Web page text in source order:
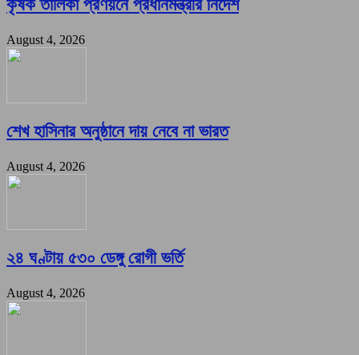
কৃষক তালিকা প্রণয়নে প্রধানমন্ত্রীর নির্দেশ
August 4, 2026
শেখ হাসিনার অনুষ্ঠানে দায় নেবে না ভারত
August 4, 2026
২৪ ঘণ্টায় ৫৩০ ডেঙ্গু রোগী ভর্তি
August 4, 2026